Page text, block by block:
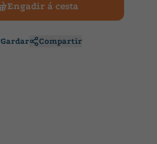
Engadir á cesta
Gardar Compartir